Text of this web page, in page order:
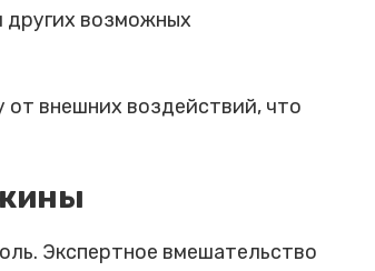
других возможных
от внешних воздействий, что
Экспертное вмешательство